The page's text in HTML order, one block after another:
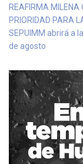
REAFIRMA MILENA
PRIORIDAD PARA
SEPUIMM abrirá a
de agosto